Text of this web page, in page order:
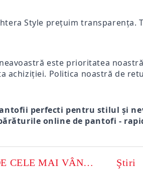
Style prețuim
este prioritatea
achiziției. Politica noastră de
perfecti pentru stilul și
online de pantofi -
MODELE DE CELE MAI VÂNZATE Ştiri